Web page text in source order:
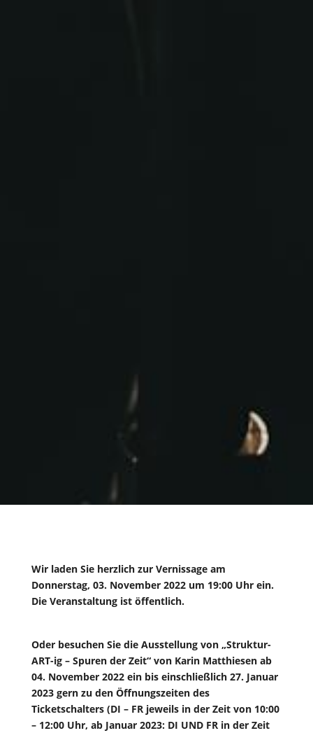
Wir laden Sie herzlich zur Vernissage am
Donnerstag, 03. November 2022 um 19:00 Uhr ein.
Die Veranstaltung ist öffentlich.
Oder besuchen Sie die Ausstellung von „Struktur-
ART-ig – Spuren der Zeit“ von Karin Matthiesen ab
04. November 2022 ein bis einschließlich 27. Januar
2023 gern zu den Öffnungszeiten des
Ticketschalters (DI – FR jeweils in der Zeit von 10:00
– 12:00 Uhr, ab Januar 2023: DI UND FR in der Zeit